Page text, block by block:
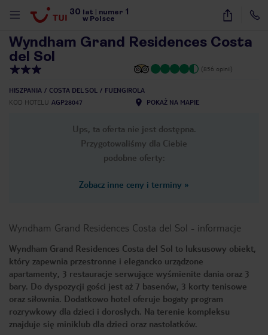
30 lat numer 1
w Polsce
45
Wyndham Grand Residences Costa
del Sol
(856 opinii)
HISZPANIA COSTA DEL SOL
FUENGIROLA
KOD HOTELU AGP28047 POKAŻ NA MAPIE
Ups, ta oferta nie jest dostępna.
Przygotowaliśmy dla Ciebie
podobne oferty:
Zobacz inne ceny i terminy »
Wyndham Grand Residences Costa del Sol - informacje
Wyndham Grand Residences Costa del Sol to luksusowy obiekt,
który zapewnia przestronne i elegancko urządzone
apartamenty, 3 restauracje serwujące wyśmienite dania oraz 3
bary. Do dyspozycji gości jest aż 7 basenów, 3 korty tenisowe
oraz siłownia. Dodatkowo hotel oferuje bogaty program
rozrywkowy dla dzieci i dorosłych. Na terenie kompleksu
znajduje się miniklub dla dzieci oraz nastolatków.